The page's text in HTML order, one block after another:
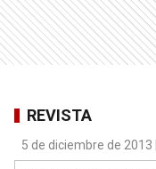
REVISTA
5 de diciembre de